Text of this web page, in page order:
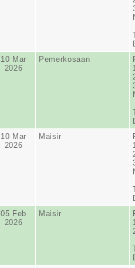
10 Mar
2026
Pemerkosaan
10 Mar
2026
Maisir
05 Feb
2026
Maisir